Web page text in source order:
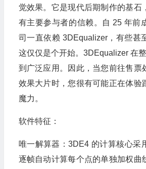
觉效果。它是现代后期制作的基石
有主要参与者的信赖。自 25 年前
司一直依赖 3DEqualizer，有些甚
这仅仅是个开始。3DEqualizer 在
到广泛应用。因此，当您前往售票
效果大片时，您很有可能正在体验
魔力。
软件特征：
唯一解算器：3DE4 的计算核心采
逐帧自动计算每个点的单独加权曲